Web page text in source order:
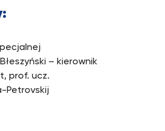
– kierownik
prof. ucz.
Petrovskij